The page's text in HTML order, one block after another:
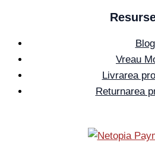
Blog
Vreau
Livrarea
Returnarea